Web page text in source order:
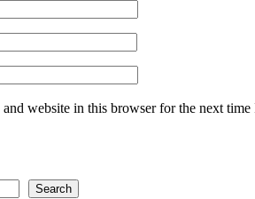
and website in this browser for the next time
Search